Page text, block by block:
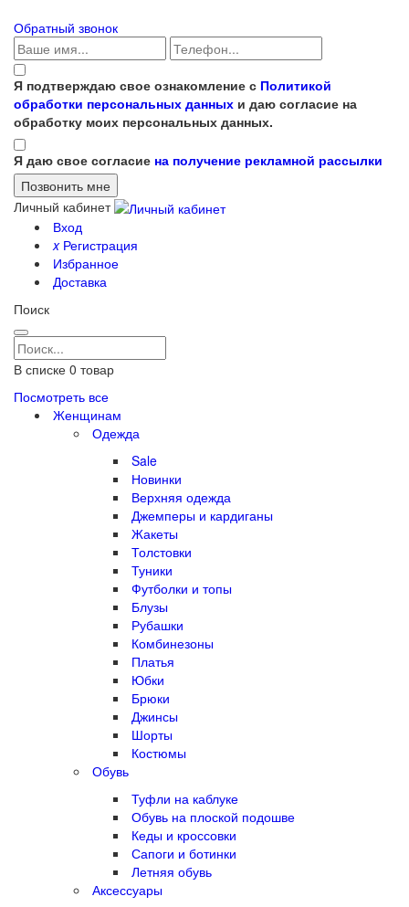
Обратный звонок
Я подтверждаю свое ознакомление с Политикой
обработки персональных данных и даю согласие на
обработку моих персональных данных.
Я даю свое согласие на получение рекламной рассылки
Личный кабинет
Вход
xРегистрация
Избранное
Доставка
Поиск
В списке 0 товар
Посмотреть все
Женщинам
Одежда
Sale
Новинки
Верхняя одежда
Джемперы и кардиганы
Жакеты
Толстовки
Туники
Футболки и топы
Блузы
Рубашки
Комбинезоны
Платья
Юбки
Брюки
Джинсы
Шорты
Костюмы
Обувь
Туфли на каблуке
Обувь на плоской подошве
Кеды и кроссовки
Сапоги и ботинки
Летняя обувь
Аксессуары